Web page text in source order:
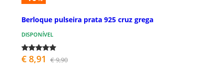
Berloque pulseira prata 925 cruz grega
DISPONÍVEL
€ 8,91 € 9,90